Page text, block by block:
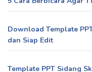
Download Template
dan Siap Edit
Template PPT Sidang